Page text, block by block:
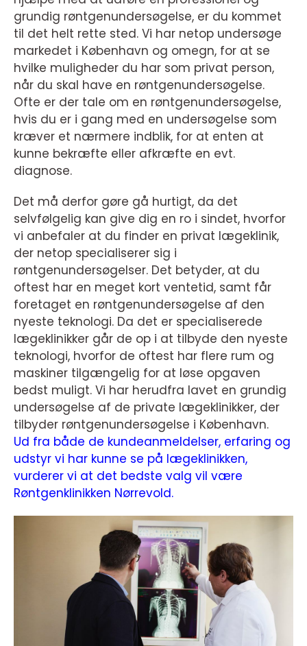
grundig røntgenundersøgelse, er du kommet
til det helt rette sted. Vi har netop undersøge
markedet i København og omegn, for at se
hvilke muligheder du har som privat person,
når du skal have en røntgenundersøgelse.
Ofte er der tale om en røntgenundersøgelse,
hvis du er i gang med en undersøgelse som
kræver et nærmere indblik, for at enten at
kunne bekræfte eller afkræfte en evt.
diagnose.
Det må derfor gøre gå hurtigt, da det
selvfølgelig kan give dig en ro i sindet, hvorfor
vi anbefaler at du finder en privat lægeklinik,
der netop specialiserer sig i
røntgenundersøgelser. Det betyder, at du
oftest har en meget kort ventetid, samt får
foretaget en røntgenundersøgelse af den
nyeste teknologi. Da det er specialiserede
lægeklinikker går de op i at tilbyde den nyeste
teknologi, hvorfor de oftest har flere rum og
maskiner tilgængelig for at løse opgaven
bedst muligt. Vi har herudfra lavet en grundig
undersøgelse af de private lægeklinikker, der
tilbyder røntgenundersøgelse i København.
Ud fra både de kundeanmeldelser, erfaring og
udstyr vi har kunne se på lægeklinikken,
vurderer vi at det bedste valg vil være
Røntgenklinikken Nørrevold.